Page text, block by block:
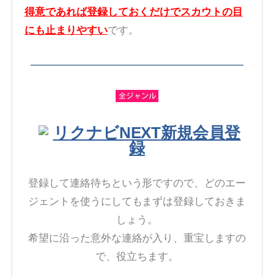
得意であれば登録しておくだけでスカウトの目
にも止まりやすいです。
リクナビNEXT新規会員登
録
登録して連絡待ちという形ですので、どのエー
ジェントを使うにしてもまずは登録しておきま
しょう。
希望に沿った意外な連絡が入り、重宝しますの
で、役立ちます。